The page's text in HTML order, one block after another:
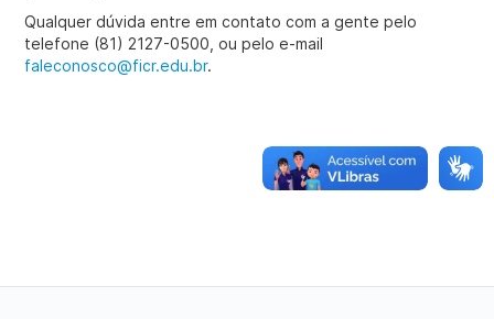
Qualquer dúvida entre em contato com a gente pelo
telefone (81) 2127-0500, ou pelo e-mail
faleconosco@ficr.edu.br.